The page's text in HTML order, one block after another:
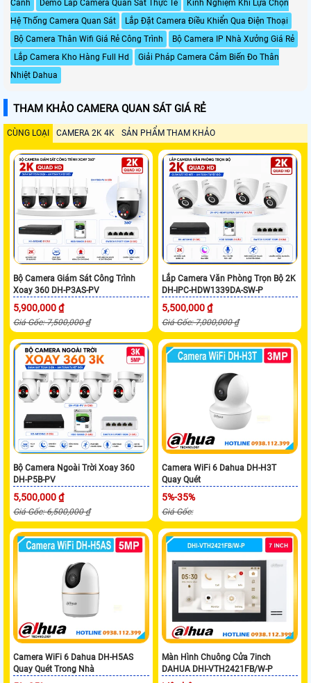
Cảnh Demo Lắp Camera Quan Sát Thực Tế
Kinh Nghiệm Khi Lựa Chọn
Hệ Thống Camera Quan Sát
Lắp Đặt Camera Điều Khiển Qua Điện Thoại
Bộ Camera Thân Wifi Giá Rẻ Công Trình
Bộ Camera IP Nhà Xưởng Giá Rẻ
Lắp Camera Kho Hàng Full Hd
Giải Pháp Camera Cảm Biến Đo Thân
Nhiệt Dahua
THAM KHẢO CAMERA QUAN SÁT GIÁ RẺ
CÙNG LOẠI CAMERA 2K 4K SẢN PHẨM THAM KHẢO
Bộ Camera Giám Sát Công Trình
Xoay 360 DH-P3AS-PV
5,900,000 ₫
Giá Gốc: 7,500,000 ₫
Lắp Camera Văn Phòng Trọn Bộ 2K
DH-IPC-HDW1339DA-SW-P
5,500,000 ₫
Giá Gốc: 7,000,000 ₫
Bộ Camera Ngoài Trời Xoay 360
DH-P5B-PV
5,500,000 ₫
Giá Gốc: 6,500,000 ₫
Camera WiFi 6 Dahua DH-H3T
Quay Quét
5%-35%
Giá Gốc:
Camera WiFi 6 Dahua DH-H5AS
Quay Quét Trong Nhà
Màn Hình Chuông Cửa 7inch
DAHUA DHI-VTH2421FB/W-P